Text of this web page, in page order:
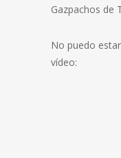
Gazpachos de
No puedo
vídeo: